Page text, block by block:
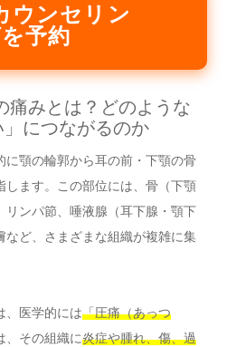
ウンセリン
予約
痛みとは？どのような
につながるのか
に顎の輪郭から耳の前・下顎の骨
します。この部位には、骨（下顎
リンパ節、唾液腺（耳下腺・顎下
など、さまざまな組織が複雑に集
、医学的には「圧痛（あっつ
、その組織に炎症や腫れ、傷、過